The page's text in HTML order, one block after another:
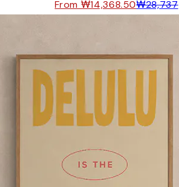
From ₩14,368.50₩28,737